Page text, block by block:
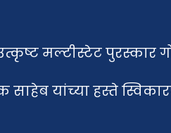
मल्टीस्टेट पुरस्कार
साहेब यांच्या हस्ते